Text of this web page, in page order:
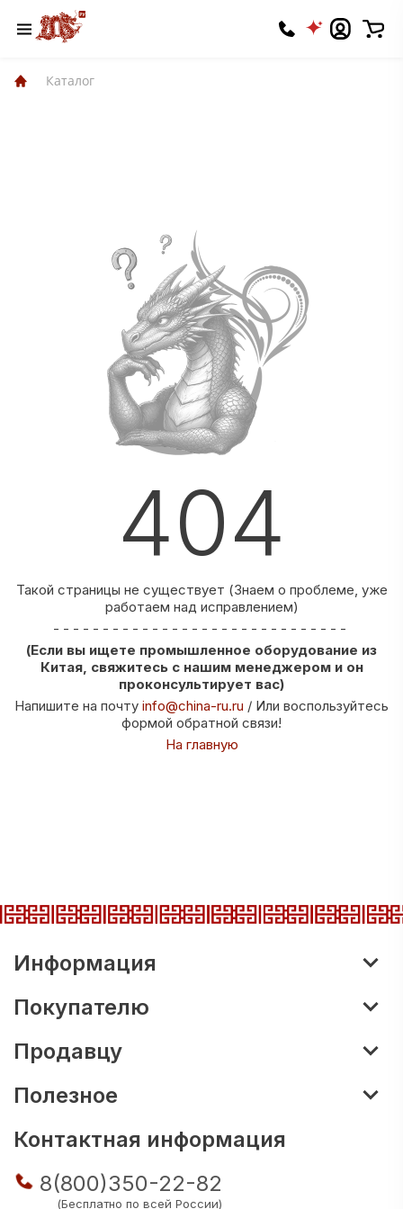
Каталог
404
Такой страницы не существует (Знаем о проблеме, уже
работаем над исправлением)
- - - - - - - - - - - - - - - - - - - - - - - - - - - - - -
(Если вы ищете промышленное оборудование из
Китая, свяжитесь с нашим менеджером и он
проконсультирует вас)
Напишите на почту info@china-ru.ru / Или воспользуйтесь
формой обратной связи!
На главную
Информация
Покупателю
Продавцу
Полезное
Контактная информация
8(800)350-22-82
(Бесплатно по всей России)